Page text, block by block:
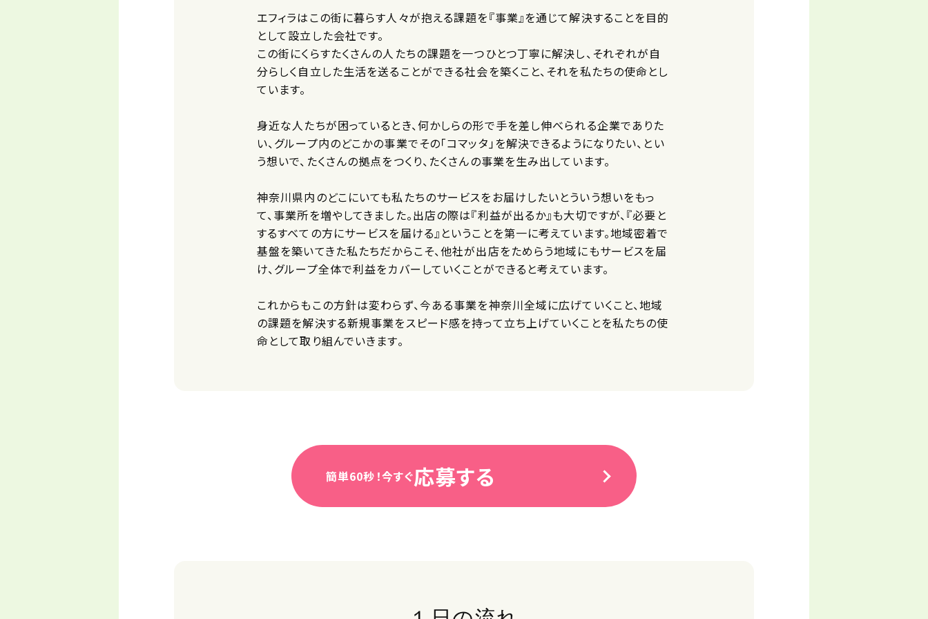
エフィラはこの街に暮らす人々が抱える課題を『事業』を通じて解決することを目的
として設立した会社です。
この街にくらすたくさんの人たちの課題を一つひとつ丁寧に解決し、それぞれが自
分らしく自立した生活を送ることができる社会を築くこと、それを私たちの使命とし
ています。
身近な人たちが困っているとき、何かしらの形で手を差し伸べられる企業でありた
い、グループ内のどこかの事業でその「コマッタ」を解決できるようになりたい、とい
う想いで、たくさんの拠点をつくり、たくさんの事業を生み出しています。
神奈川県内のどこにいても私たちのサービスをお届けしたいとういう想いをもっ
て、事業所を増やしてきました。出店の際は『利益が出るか』も大切ですが、『必要と
するすべての方にサービスを届ける』ということを第一に考えています。地域密着で
基盤を築いてきた私たちだからこそ、他社が出店をためらう地域にもサービスを届
け、グループ全体で利益をカバーしていくことができると考えています。
これからもこの方針は変わらず、今ある事業を神奈川全域に広げていくこと、地域
の課題を解決する新規事業をスピード感を持って立ち上げていくことを私たちの使
命として取り組んでいきます。
簡単60秒！今すぐ応募する